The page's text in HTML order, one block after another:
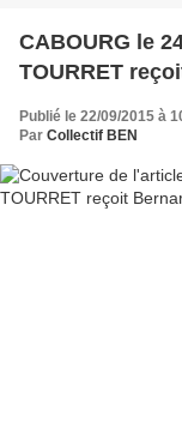
CABOURG le
TOURRET
Publié le 22/09/2015 à
Par Collectif BEN